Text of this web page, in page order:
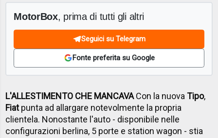
MotorBox, prima di tutti gli altri
Seguici su Telegram
Fonte preferita su Google
L'ALLESTIMENTO CHE MANCAVACon la nuovaTipo,
Fiatpunta ad allargare notevolmente la propria
clientela. Nonostante l'auto - disponibile nelle
configurazioni berlina, 5 porte e station wagon - stia